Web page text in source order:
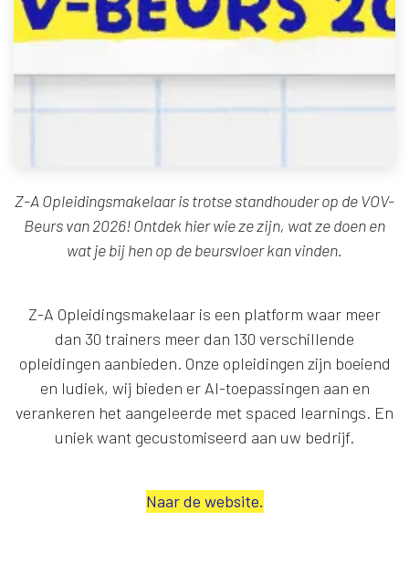
Z-A Opleidingsmakelaar is trotse standhouder op de VOV-
Beurs van 2026! Ontdek hier wie ze zijn, wat ze doen en
wat je bij hen op de beursvloer kan vinden.
Z-A Opleidingsmakelaar is een platform waar meer
dan 30 trainers meer dan 130 verschillende
opleidingen aanbieden. Onze opleidingen zijn boeiend
en ludiek, wij bieden er AI-toepassingen aan en
verankeren het aangeleerde met spaced learnings. En
uniek want gecustomiseerd aan uw bedrijf.
Naar de website.